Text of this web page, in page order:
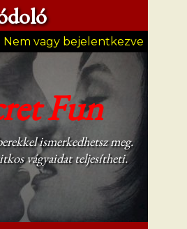
Nem vagy bejelentkezve
Fun
ismerkedhetsz meg.
vágyaidat teljesítheti.